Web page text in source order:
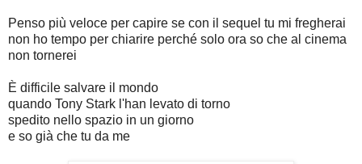
Penso più veloce per capire se con il sequel tu mi fregherai
non ho tempo per chiarire perché solo ora so che al cinema
non tornerei
È difficile salvare il mondo
quando Tony Stark l'han levato di torno
spedito nello spazio in un giorno
e so già che tu da me